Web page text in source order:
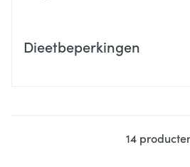
Dieetbeperkingen
14